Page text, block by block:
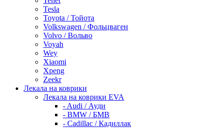
Tesla
Toyota / Тойота
Volkswagen / Фольцваген
Volvo / Вольво
Voyah
Wey
Xiaomi
Xpeng
Zeekr
Лекала на коврики
Лекала на коврики EVA
- Audi / Ауди
- BMW / БМВ
- Cadillac / Кадиллак